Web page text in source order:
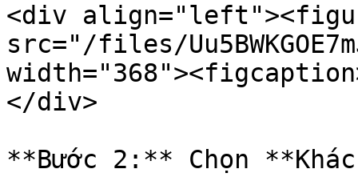
<div
src="/files/
</div>
**Bước 2:** Chọn